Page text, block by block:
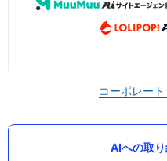
コーポレート
AIへの取